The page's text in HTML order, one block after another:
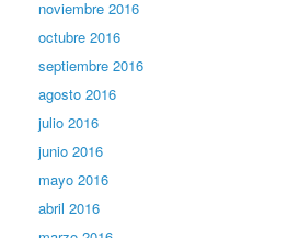
noviembre 2016
octubre 2016
septiembre 2016
agosto 2016
julio 2016
junio 2016
mayo 2016
abril 2016